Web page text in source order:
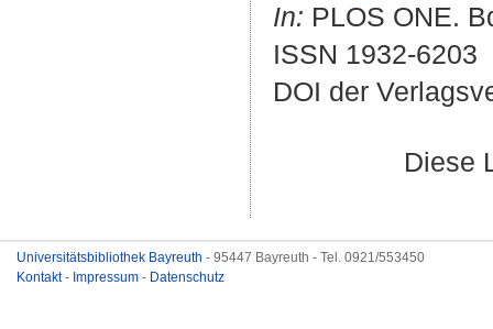
In: PLOS ONE.
ISSN 1932-6203
DOI der
Diese
Universitätsbibliothek Bayreuth - 95447 Bayreuth - Tel. 0921/553450
Kontakt- Impressum - Datenschutz